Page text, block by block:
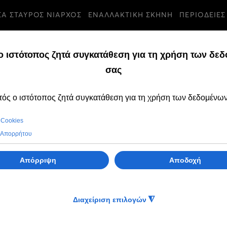
ΣΤΑΥΡΟΣ ΝΙΑΡΧΟΣ ΕΝΑΛΛΑΚΤΙΚΗ ΣΚΗΝΗ ΠΕΡΙΟΔΕΙΕΣ